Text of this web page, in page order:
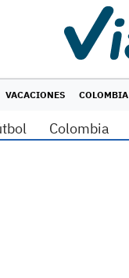
VACACIONES COLOMBIA
Colombia